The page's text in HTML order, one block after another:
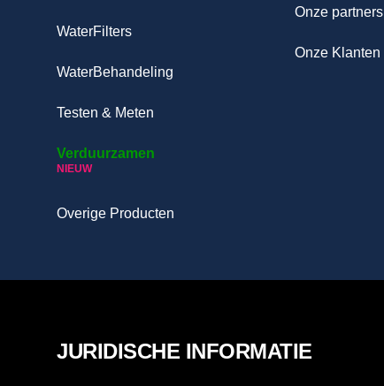
WaterFilters
WaterBehandeling
Testen & Meten
Verduurzamen
NIEUW
Overige Producten
Onze partners
Onze Klanten
JURIDISCHE INFORMATIE